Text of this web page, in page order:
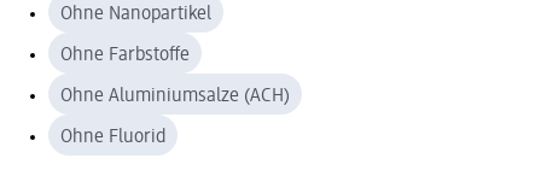
Ohne Nanopartikel
Ohne Farbstoffe
Ohne Aluminiumsalze (ACH)
Ohne Fluorid